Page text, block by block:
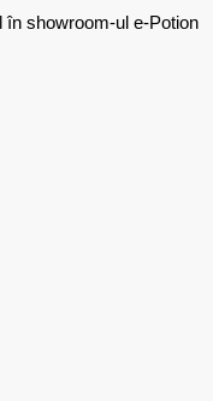
în showroom-ul e-Potion